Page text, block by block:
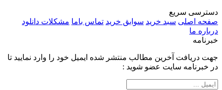
دسترسی سریع
صفحه اصلی سبد خرید سوابق خرید تماس باما مشکلات دانلود
درباره ما
خبرنامه
جهت دریافت آخرین مطالب منتشر شده ایمیل خود را وارد نمایید تا
در خبرنامه سایت عضو شوید :